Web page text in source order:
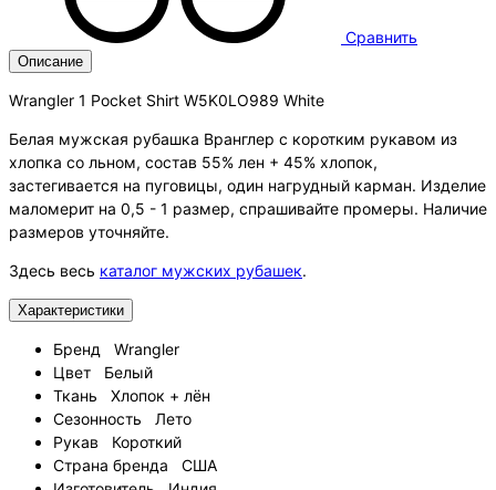
Сравнить
Описание
Wrangler 1 Pocket Shirt W5K0LO989 White
Белая мужская рубашка Вранглер с коротким рукавом из
хлопка со льном, состав 55% лен + 45% хлопок,
застегивается на пуговицы, один нагрудный карман. Изделие
маломерит на 0,5 - 1 размер, спрашивайте промеры. Наличие
размеров уточняйте.
Здесь весь каталог мужских рубашек.
Характеристики
Бренд
Wrangler
Цвет
Белый
Ткань
Хлопок + лён
Сезонность
Лето
Рукав
Короткий
Страна бренда
США